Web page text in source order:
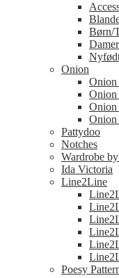
Børn/
Damer
Onion
Onion
Onion
Onion
Onion
Pattydoo
Notches
Wardrobe
Ida Victoria
Line2Line
Poesy